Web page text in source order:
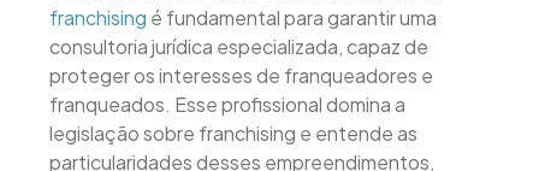
franchising é fundamental para garantir uma
consultoria jurídica especializada, capaz de
proteger os interesses de franqueadores e
franqueados. Esse profissional domina a
legislação sobre franchising e entende as
particularidades desses empreendimentos,